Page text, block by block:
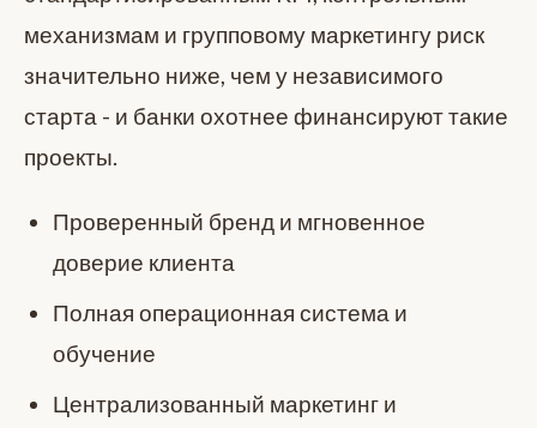
механизмам и групповому маркетингу риск
значительно ниже, чем у независимого
старта - и банки охотнее финансируют такие
проекты.
Проверенный бренд и мгновенное
доверие клиента
Полная операционная система и
обучение
Централизованный маркетинг и